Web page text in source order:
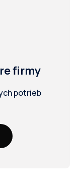
firmy
potrieb